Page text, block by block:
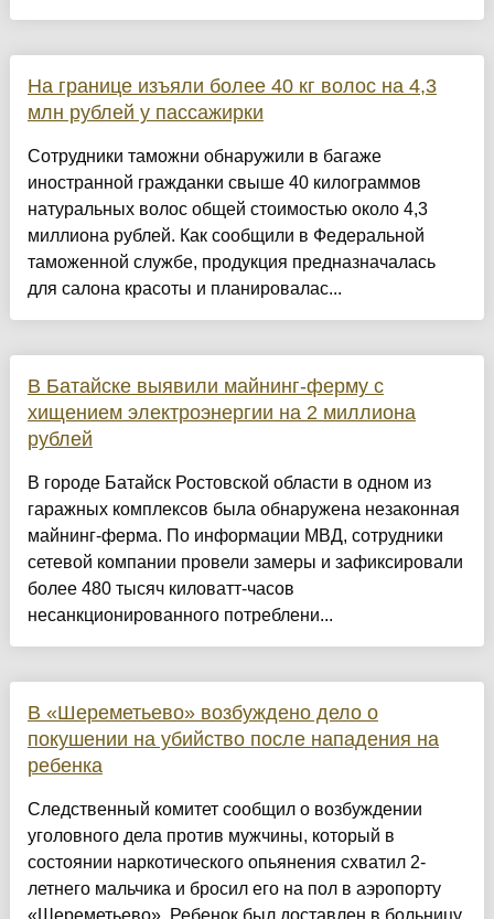
На границе изъяли более 40 кг волос на 4,3
млн рублей у пассажирки
Сотрудники таможни обнаружили в багаже
иностранной гражданки свыше 40 килограммов
натуральных волос общей стоимостью около 4,3
миллиона рублей. Как сообщили в Федеральной
таможенной службе, продукция предназначалась
для салона красоты и планировалас...
В Батайске выявили майнинг-ферму с
хищением электроэнергии на 2 миллиона
рублей
В городе Батайск Ростовской области в одном из
гаражных комплексов была обнаружена незаконная
майнинг-ферма. По информации МВД, сотрудники
сетевой компании провели замеры и зафиксировали
более 480 тысяч киловатт-часов
несанкционированного потреблени...
В «Шереметьево» возбуждено дело о
покушении на убийство после нападения на
ребенка
Следственный комитет сообщил о возбуждении
уголовного дела против мужчины, который в
состоянии наркотического опьянения схватил 2-
летнего мальчика и бросил его на пол в аэропорту